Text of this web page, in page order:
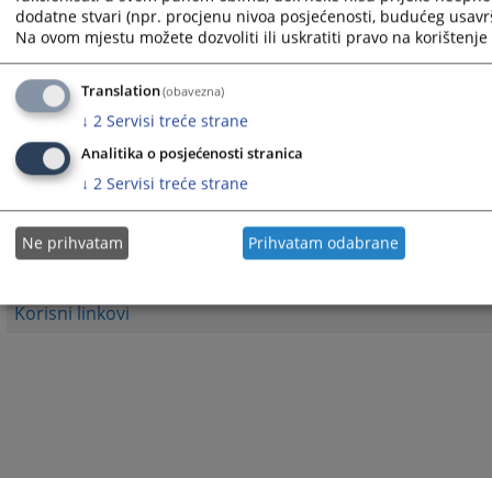
Korisni linkovi
2145PREGLEDA
1 - 1 / 1
1
dodatne stvari (npr. procjenu nivoa posjećenosti, budućeg
Na ovom mjestu možete dozvoliti ili uskratiti pravo na
Translation(obavezna)
↓ 2 Servisi treće strane
Analitika o posjećenosti stranica
↓ 2 Servisi treće strane
Ne prihvatam Prihvatam odabrane